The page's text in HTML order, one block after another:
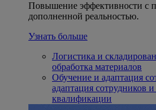
Повышение эффективности с
дополненной реальностью.
Узнать больше
Логистика и
обработка материалов
Обучение и адаптация
адаптация сотрудников
квалификации